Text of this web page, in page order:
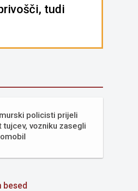
tudi
policisti prijeli
tujcev, vozniku zasegli
besed